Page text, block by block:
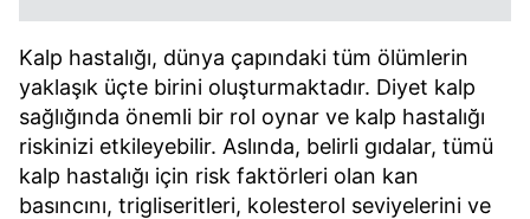
Kalp hastalığı, dünya çapındaki tüm ölümlerin
yaklaşık üçte birini oluşturmaktadır. Diyet kalp
sağlığında önemli bir rol oynar ve kalp hastalığı
riskinizi etkileyebilir. Aslında, belirli gıdalar, tümü
kalp hastalığı için risk faktörleri olan kan
basıncını, trigliseritleri, kolesterol seviyelerini ve